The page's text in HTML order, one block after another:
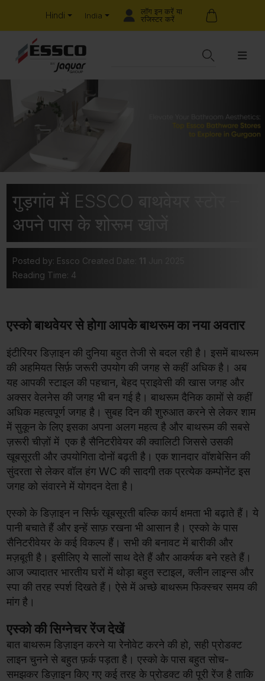
Hindi India
लॉग इन करें या
रजिस्टर करें
गुड़गांव में ESSCO बाथवेयर स्टोर –
अपने पास के शोरूम खोजें
Posted by: Essco Created Date:
Reading Time: 4
एस्को बाथवेयर से होगा आपके बाथरूम का नया अवतार
इंटीरियर डिज़ाइन की दुनिया बहुत तेजी से बदल रही है। इसमें बाथरूम
की अहमियत सिर्फ़ जरूरी उपयोग की जगह से कहीं अधिक है। अब
यह आपकी स्टाइल की पहचान, बेहद प्राइवेसी की खास जगह और
अक्सर वेलनेस की जगह भी बन गई है। बाथरूम दैनिक कामों से कहीं
अधिक महत्वपूर्ण जगह है। सुबह दिन की शुरुआत करने से लेकर शाम
में सुकून के लिए इसका अपना अलग महत्व है और बाथरूम की सबसे
ज़रूरी चीज़ों में एक है सैनिटरीवेयर की क्वालिटी जिससे उसकी
खूबसूरती और उपयोगिता दोनों बढ़ती है। एक शानदार वॉशबेसिन की
सुंदरता से लेकर वॉल हंग WC की सादगी तक प्रत्येक कम्पोनेंट इस
जगह को संवारने में योगदन देता है।
एस्को के डिज़ाइन न सिर्फ खूबसूरती बल्कि कार्य क्षमता भी बढ़ाते हैं। ये
पानी बचाते हैं और इन्हें साफ़ रखना भी आसान है। एस्को के पास
सैनिटरीवेयर के कई विकल्प हैं। सभी की बनावट में बारीकी और
मज़बूती है। इसीलिए ये सालों साथ देते हैं और आकर्षक बने रहते हैं।
आज ज्यादातर भारतीय घरों में थोड़ा बहुत स्टाइल, क्लीन लाइन्स और
स्पा की तरह स्पर्श दिखते हैं। ऐसे में अच्छे बाथरूम फिक्स्चर समय की
मांग है।
एस्को की सिग्नेचर रेंज देखें
बात बाथरूम डिज़ाइन करने या रेनोवेट करने की हो, सही प्रोडक्ट
लाइन चुनने से बहुत फ़र्क पड़ता है। एस्को के पास बहुत सोच-
समझकर डिज़ाइन किए गए कई तरह के प्रोडक्ट की पूरी रेंज है ताकि